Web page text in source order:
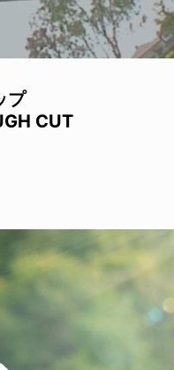
プ
CUT